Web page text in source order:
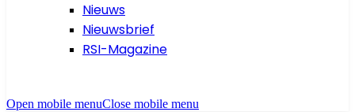
Nieuws
Nieuwsbrief
RSI-Magazine
Open mobile menuClose mobile menu